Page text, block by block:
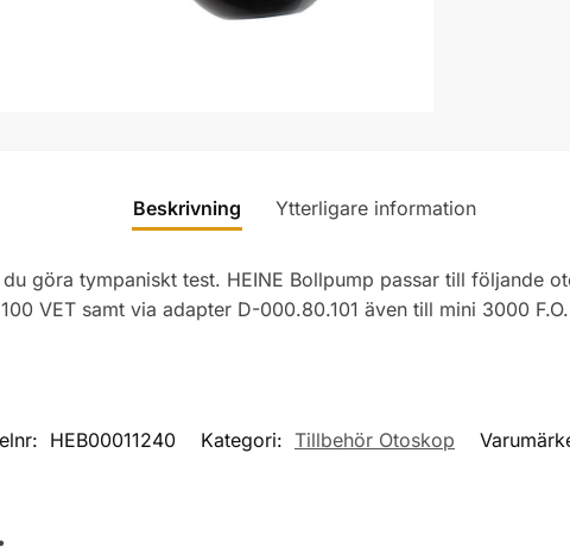
Beskrivning Ytterligare information
göra tympaniskt test. HEINE Bollpump passar till följande
VET samt via adapter D-000.80.101 även till mini 3000
HEB00011240 Kategori: Tillbehör Otoskop